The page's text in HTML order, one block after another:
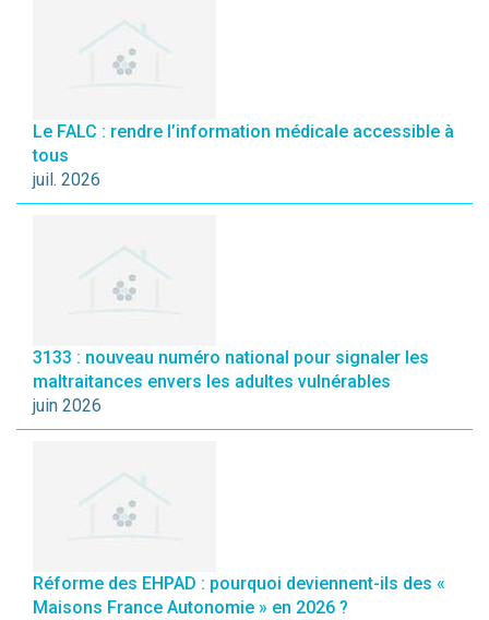
Le FALC : rendre l’information médicale accessible à
tous
juil. 2026
3133 : nouveau numéro national pour signaler les
maltraitances envers les adultes vulnérables
juin 2026
Réforme des EHPAD : pourquoi deviennent-ils des «
Maisons France Autonomie » en 2026 ?